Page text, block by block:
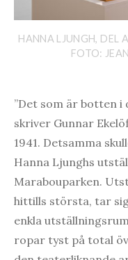
HANNA LJUNGH, DEL
FOTO:
”Det som är botten i
skriver Gunnar
1941. Detsamma
Hanna Ljunghs
Marabouparken.
hittills största, tar
enkla
ropar tyst på total